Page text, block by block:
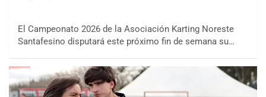
El Campeonato 2026 de la Asociación Karting Noreste
Santafesino disputará este próximo fin de semana su…